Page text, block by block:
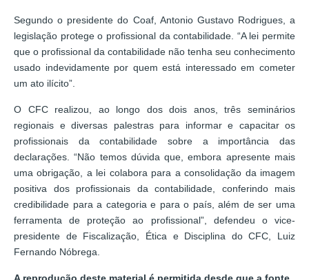
Segundo o presidente do Coaf, Antonio Gustavo Rodrigues, a
legislação protege o profissional da contabilidade. “A lei permite
que o profissional da contabilidade não tenha seu conhecimento
usado indevidamente por quem está interessado em cometer
um ato ilícito”.
O CFC realizou, ao longo dos dois anos, três seminários
regionais e diversas palestras para informar e capacitar os
profissionais da contabilidade sobre a importância das
declarações. “Não temos dúvida que, embora apresente mais
uma obrigação, a lei colabora para a consolidação da imagem
positiva dos profissionais da contabilidade, conferindo mais
credibilidade para a categoria e para o país, além de ser uma
ferramenta de proteção ao profissional”, defendeu o vice-
presidente de Fiscalização, Ética e Disciplina do CFC, Luiz
Fernando Nóbrega.
A reprodução deste material é permitida desde que a fonte